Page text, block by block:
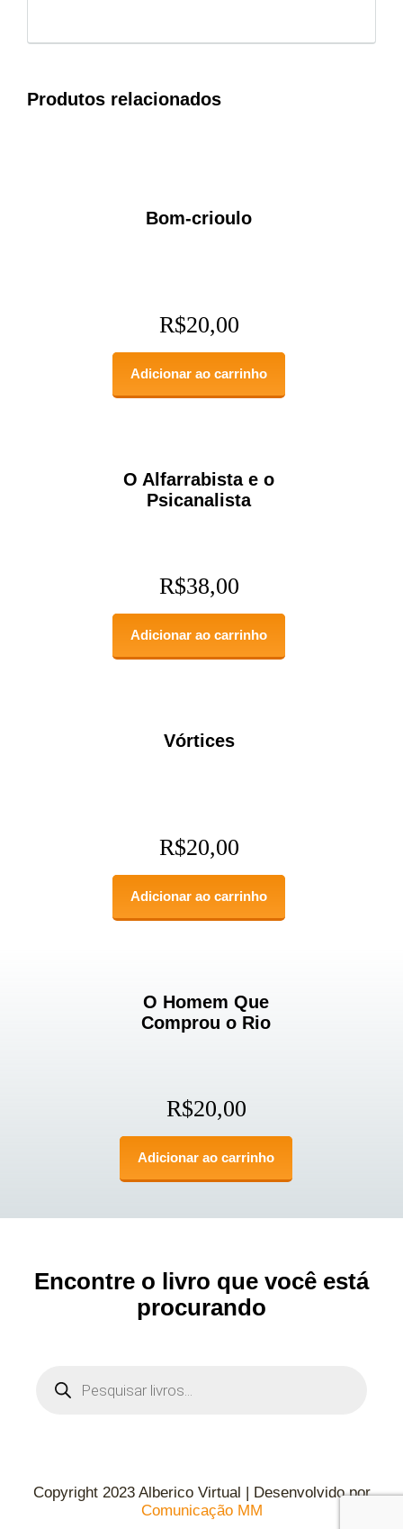
Produtos relacionados
Bom-crioulo
R$20,00
Adicionar ao carrinho
O Alfarrabista e o
Psicanalista
R$38,00
Adicionar ao carrinho
Vórtices
R$20,00
Adicionar ao carrinho
O Homem Que
Comprou o Rio
R$20,00
Adicionar ao carrinho
Encontre o livro que você está
procurando
Copyright 2023 Alberico Virtual | Desenvolvido por
Comunicação MM